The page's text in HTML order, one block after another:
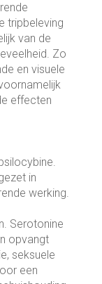
tripbeleving
van de
Zo
en visuele
effecten
in
werking.
Serotonine
opvangt
seksuele
een